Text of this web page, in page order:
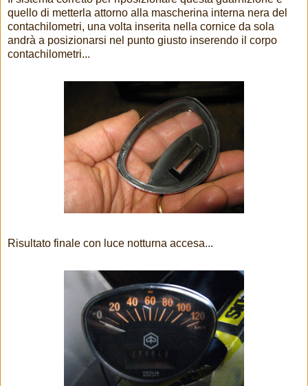
quello di metterla attorno alla mascherina interna nera del
contachilometri, una volta inserita nella cornice da sola
andrà a posizionarsi nel punto giusto inserendo il corpo
contachilometri...
Risultato finale con luce notturna accesa...